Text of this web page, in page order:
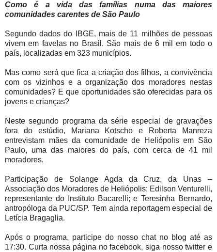
Como é a vida das famílias numa das maiores
comunidades carentes de São Paulo
Segundo dados do IBGE, mais de 11 milhões de pessoas
vivem em favelas no Brasil. São mais de 6 mil em todo o
país, localizadas em 323 municípios.
Mas como será que fica a criação dos filhos, a convivência
com os vizinhos e a organização dos moradores nestas
comunidades? E que oportunidades são oferecidas para os
jovens e crianças?
Neste segundo programa da série especial de gravações
fora do estúdio, Mariana Kotscho e Roberta Manreza
entrevistam mães da comunidade de Heliópolis em São
Paulo, uma das maiores do país, com cerca de 41 mil
moradores.
Participação de Solange Agda da Cruz, da Unas –
Associação dos Moradores de Heliópolis; Edilson Venturelli,
representante do Instituto Bacarelli; e Teresinha Bernardo,
antropóloga da PUC/SP. Tem ainda reportagem especial de
Letícia Bragaglia.
Após o programa, participe do nosso chat no blog até as
17:30. Curta nossa página no facebook, siga nosso twitter e